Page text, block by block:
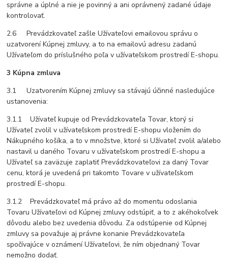
správne a úplné a nie je povinný a ani oprávnený zadané údaje
kontrolovať.
2.6 Prevádzkovateľ zašle Užívateľovi emailovou správu o
uzatvorení Kúpnej zmluvy, a to na emailovú adresu zadanú
Užívateľom do príslušného poľa v užívateľskom prostredí E-shopu.
3 Kúpna zmluva
3.1 Uzatvorením Kúpnej zmluvy sa stávajú účinné nasledujúce
ustanovenia:
3.1.1 Užívateľ kupuje od Prevádzkovateľa Tovar, ktorý si
Užívateľ zvolil v užívateľskom prostredí E-shopu vložením do
Nákupného košíka, a to v množstve, ktoré si Užívateľ zvolil a/alebo
nastavil u daného Tovaru v užívateľskom prostredí E-shopu a
Užívateľ sa zaväzuje zaplatiť Prevádzkovateľovi za daný Tovar
cenu, ktorá je uvedená pri takomto Tovare v užívateľskom
prostredí E-shopu.
3.1.2 Prevádzkovateľ má právo až do momentu odoslania
Tovaru Užívateľovi od Kúpnej zmluvy odstúpiť, a to z akéhokoľvek
dôvodu alebo bez uvedenia dôvodu. Za odstúpenie od Kúpnej
zmluvy sa považuje aj právne konanie Prevádzkovateľa
spočívajúce v oznámení Užívateľovi, že ním objednaný Tovar
nemožno dodať.